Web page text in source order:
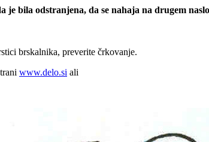
je bila odstranjena, da se nahaja na drugem
brskalnika, preverite črkovanje.
www.delo.si ali